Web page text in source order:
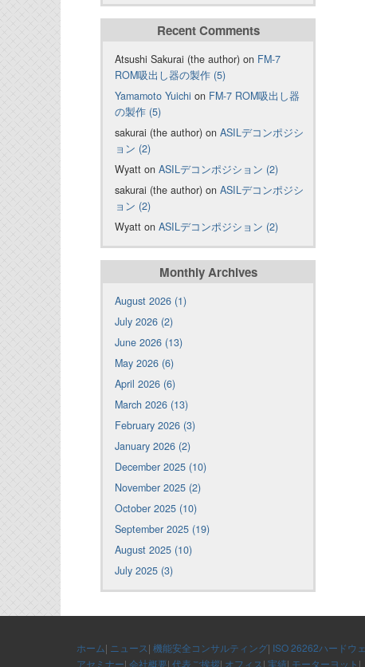
Recent Comments
Atsushi Sakurai (the author) on FM-7
ROM吸出し器の製作 (5)
Yamamoto Yuichi on FM-7 ROM吸出し器
の製作 (5)
sakurai (the author) on ASILデコンポジシ
ョン (2)
Wyatt on ASILデコンポジション (2)
sakurai (the author) on ASILデコンポジシ
ョン (2)
Wyatt on ASILデコンポジション (2)
Monthly Archives
August 2026 (1)
July 2026 (2)
June 2026 (13)
May 2026 (6)
April 2026 (6)
March 2026 (13)
February 2026 (3)
January 2026 (2)
December 2025 (10)
November 2025 (2)
October 2025 (10)
September 2025 (19)
August 2025 (10)
July 2025 (3)
ホーム| ニュース| 機能安全コンサルティング| ISO 26262ハードウェ
アセミナー| 会社概要| 代表ご挨拶| オフィス| 実績| モーターヨット |